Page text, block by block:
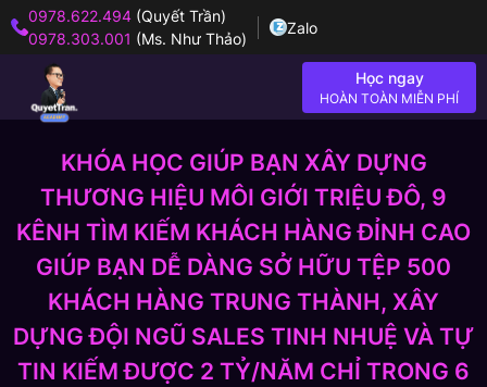
0978.622.494 (Quyết Trần)
0978.303.001 (Ms. Như Thảo)
Zalo
Học ngay
HOÀN TOÀN MIỄN PHÍ
KHÓA HỌC GIÚP BẠN XÂY DỰNG
THƯƠNG HIỆU MÔI GIỚI TRIỆU ĐÔ, 9
KÊNH TÌM KIẾM KHÁCH HÀNG ĐỈNH CAO
GIÚP BẠN DỄ DÀNG SỞ HỮU TỆP 500
KHÁCH HÀNG TRUNG THÀNH, XÂY
DỰNG ĐỘI NGŨ SALES TINH NHUỆ VÀ TỰ
TIN KIẾM ĐƯỢC 2 TỶ/NĂM CHỈ TRONG 6